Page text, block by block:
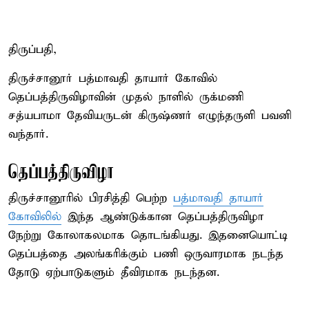
திருப்பதி,
திருச்சானூர் பத்மாவதி தாயார் கோவில்
தெப்பத்திருவிழாவின் முதல் நாளில் ருக்மணி
சத்யபாமா தேவியருடன் கிருஷ்ணர் எழுந்தருளி பவனி
வந்தார்.
தெப்பத்திருவிழா
திருச்சானூரில் பிரசித்தி பெற்ற பத்மாவதி தாயார்
கோவிலில் இந்த ஆண்டுக்கான தெப்பத்திருவிழா
நேற்று கோலாகலமாக தொடங்கியது. இதனையொட்டி
தெப்பத்தை அலங்கரிக்கும் பணி ஒருவாரமாக நடந்த
தோடு ஏற்பாடுகளும் தீவிரமாக நடந்தன.